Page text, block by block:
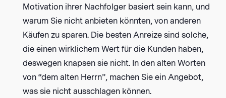
Motivation ihrer Nachfolger basiert sein kann, und
warum Sie nicht anbieten könnten, von anderen
Käufen zu sparen. Die besten Anreize sind solche,
die einen wirklichem Wert für die Kunden haben,
deswegen knapsen sie nicht. In den alten Worten
von “dem alten Herrn”, machen Sie ein Angebot,
was sie nicht ausschlagen können.